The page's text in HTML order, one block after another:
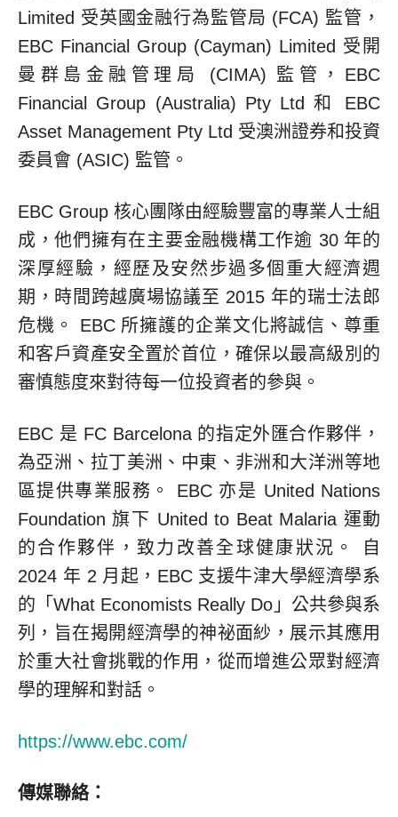
Limited 受英國金融行為監管局 (FCA) 監管，
EBC Financial Group (Cayman) Limited 受開
曼群島金融管理局 (CIMA) 監管，EBC
Financial Group (Australia) Pty Ltd 和 EBC
Asset Management Pty Ltd 受澳洲證券和投資
委員會 (ASIC) 監管。
EBC Group 核心團隊由經驗豐富的專業人士組
成，他們擁有在主要金融機構工作逾 30 年的
深厚經驗，經歷及安然步過多個重大經濟週
期，時間跨越廣場協議至 2015 年的瑞士法郎
危機。 EBC 所擁護的企業文化將誠信、尊重
和客戶資產安全置於首位，確保以最高級別的
審慎態度來對待每一位投資者的參與。
EBC 是 FC Barcelona 的指定外匯合作夥伴，
為亞洲、拉丁美洲、中東、非洲和大洋洲等地
區提供專業服務。 EBC 亦是 United Nations
Foundation 旗下 United to Beat Malaria 運動
的合作夥伴，致力改善全球健康狀況。 自
2024 年 2 月起，EBC 支援牛津大學經濟學系
的「What Economists Really Do」公共參與系
列，旨在揭開經濟學的神祕面紗，展示其應用
於重大社會挑戰的作用，從而增進公眾對經濟
學的理解和對話。
https://www.ebc.com/
傳媒聯絡：